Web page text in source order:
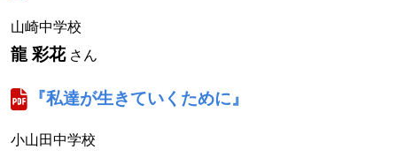
山崎中学校
龍 彩花さん
『私達が生きていくために』
小山田中学校